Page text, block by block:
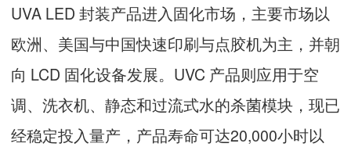
UVA LED 封装产品进入固化市场，主要市场以
欧洲、美国与中国快速印刷与点胶机为主，并朝
向 LCD 固化设备发展。UVC 产品则应用于空
调、洗衣机、静态和过流式水的杀菌模块，现已
经稳定投入量产，产品寿命可达20,000小时以